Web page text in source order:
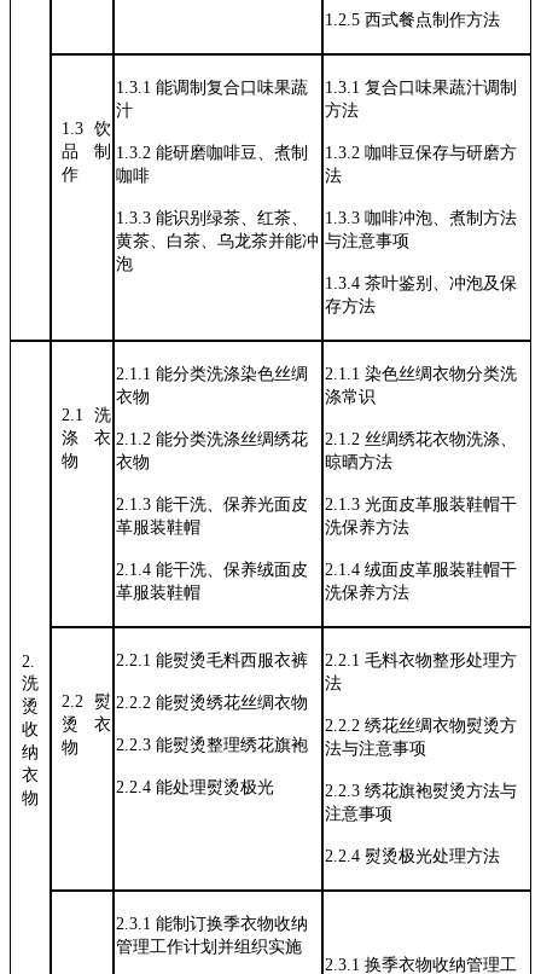
1.2.5西式餐点制作方法
1.3 饮
品
制
作
1.3.1能调制复合口味果蔬
汁
1.3.2能研磨咖啡豆、煮制
咖啡
1.3.3能识别绿茶、红茶、
黄茶、白茶、乌龙茶并能冲
泡
1.3.1复合口味果蔬汁调制
方法
1.3.2咖啡豆保存与研磨方
法
1.3.3咖啡冲泡、煮制方法
与注意事项
1.3.4茶叶鉴别、冲泡及保
存方法
2.
洗
烫
收
纳
衣
物
2.1
洗
涤
衣
物
2.1.1能分类洗涤染色丝绸
衣物
2.1.2能分类洗涤丝绸绣花
衣物
2.1.3能干洗、保养光面皮
革服装鞋帽
2.1.4能干洗、保养绒面皮
革服装鞋帽
2.1.1染色丝绸衣物分类洗
涤常识
2.1.2丝绸绣花衣物洗涤、
晾晒方法
2.1.3光面皮革服装鞋帽干
洗保养方法
2.1.4绒面皮革服装鞋帽干
洗保养方法
2.2 熨
烫
衣
物
2.2.1能熨烫毛料西服衣裤
2.2.2能熨烫绣花丝绸衣物
2.2.3能熨烫整理绣花旗袍
2.2.4能处理熨烫极光
2.2.1毛料衣物整形处理方
法
2.2.2绣花丝绸衣物熨烫方
法与注意事项
2.2.3绣花旗袍熨烫方法与
注意事项
2.2.4熨烫极光处理方法
2.3.1能制订换季衣物收纳
管理工作计划并组织实施
2.3.1换季衣物收纳管理工